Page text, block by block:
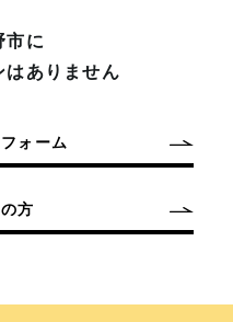
市に
はありません
ォーム
方